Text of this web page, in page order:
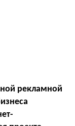
рекламной